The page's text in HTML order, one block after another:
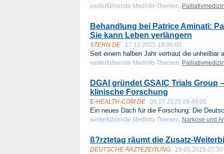
weiterführende Medinfo-Themen:
Behandlung bei Patrice Aminati:
Sie kann Leben verlängern
STERN.DE 17.12.2025 19:06:00
Seit einem halben Jahr vertraut die unheilbar
weiterführende Medinfo-Themen:
DGAI gründet GSAIC Trials
klinische Forschung
E-HEALTH-COM.DE 08.07.2025 09:49:00
Ein neues Dach für die Forschung: Die
weiterführende Medinfo-Themen: Narkose und
ß?rztetag räumt die Zusatz-
DEUTSCHE ÄRZTEZEITUNG 29.05.2025